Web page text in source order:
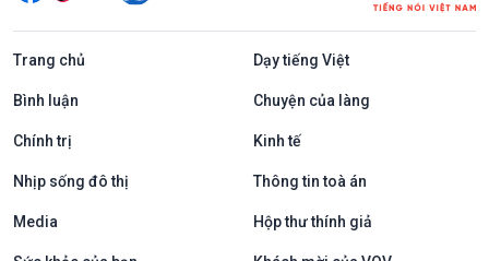
Trang chủ Dạy tiếng Việt
Bình luận Chuyện của làng
Chính trị Kinh tế
Nhịp sống đô thị Thông tin toà án
Media Hộp thư thính giả